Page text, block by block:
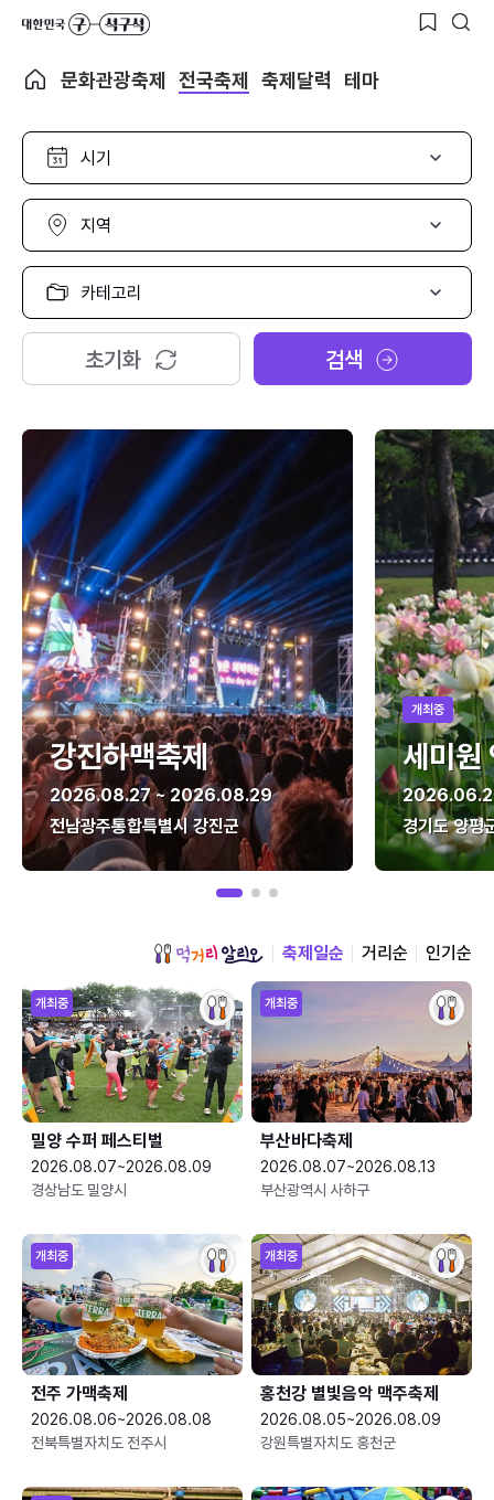
문화관광축제 전국축제 축제달력 테마
시
선
택
지
선
택
카
고
리
택
초기화 검색
강진하맥축제
2026.08.27 ~ 2026.08.29
전남광주통합특별시 강진군
개최중
세미원
경기도 양평
축제일순 거리순 인기순
개최중
밀양 수퍼 페스티벌
2026.08.07~2026.08.09
경상남도 밀양시
개최중
부산바다축제
2026.08.07~2026.08.13
부산광역시 사하구
개최중
전주 가맥축제
2026.08.06~2026.08.08
전북특별자치도 전주시
개최중
홍천강 별빛음악 맥주축제
2026.08.05~2026.08.09
강원특별자치도 홍천군